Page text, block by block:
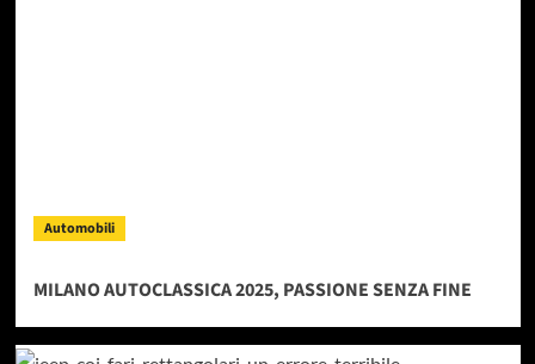
Automobili
MILANO AUTOCLASSICA 2025, PASSIONE SENZA FINE